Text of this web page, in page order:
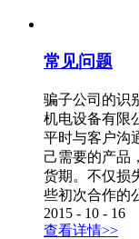
常见问题
骗子公
机电设备有限
平时与客户沟
己需要的产品
货期。不仅损
些初次合作的
2015 - 10 - 16
查看详情>>